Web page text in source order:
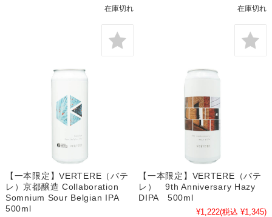
在庫切れ 在庫切れ
【一本限定】VERTERE（バテ
レ）京都醸造 Collaboration
Somnium Sour Belgian IPA
500ml
【一本限定】VERTERE（バテ
レ） 9th Anniversary Hazy
DIPA 500ml
¥1,222(税込 ¥1,345)